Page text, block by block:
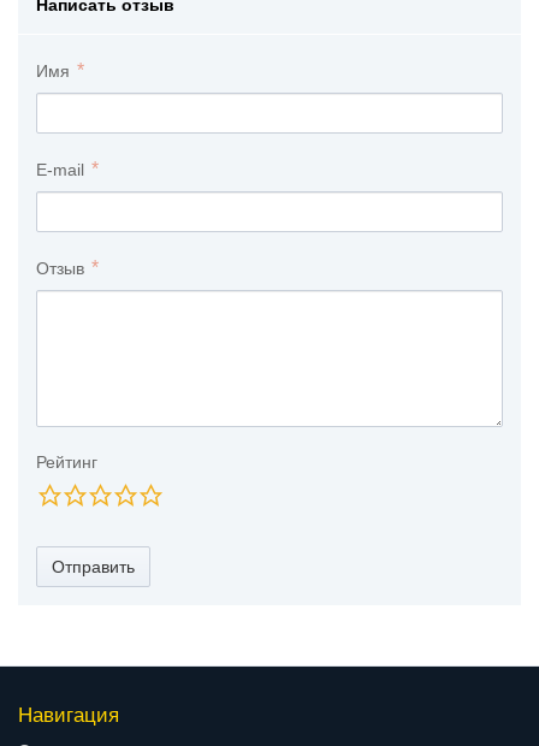
Написать отзыв
Имя
E-mail
Отзыв
Рейтинг
Отправить
Навигация